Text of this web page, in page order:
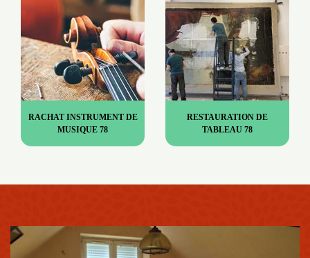
RACHAT INSTRUMENT DE
MUSIQUE 78
RESTAURATION DE
TABLEAU 78